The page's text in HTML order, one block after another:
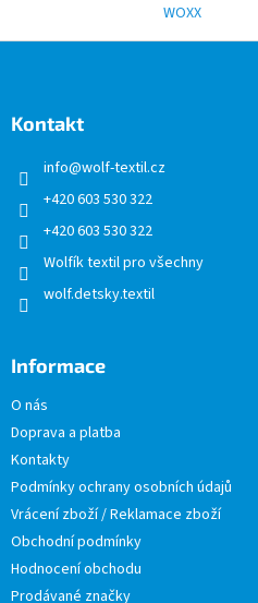
WOXX
Kontakt
info@wolf-textil.cz
+420 603 530 322
+420 603 530 322
Wolfík textil pro všechny
wolf.detsky.textil
Informace
O nás
Doprava a platba
Kontakty
Podmínky ochrany osobních údajů
Vrácení zboží / Reklamace zboží
Obchodní podmínky
Hodnocení obchodu
Prodávané značky